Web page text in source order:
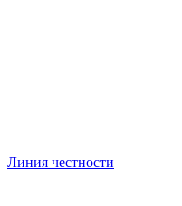
Линия честности